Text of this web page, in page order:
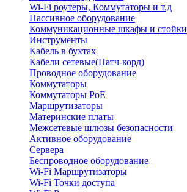
Wi-Fi роутеры, Коммутаторы и т.д
Пассивное оборудование
Коммуникационные шкафы и стойки
Инструменты
Кабель в бухтах
Кабели сетевые(Патч-корд)
Проводное оборудование
Коммутаторы
Коммутаторы PoE
Маршрутизаторы
Материнские платы
Межсетевые шлюзы безопасности
Активное оборудование
Сервера
Беспроводное оборудование
Wi-Fi Маршрутизаторы
Wi-Fi Точки доступа